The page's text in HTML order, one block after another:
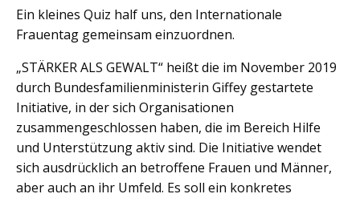
Ein kleines Quiz half uns, den Internationale
Frauentag gemeinsam einzuordnen.
„STÄRKER ALS GEWALT“ heißt die im November 2019
durch Bundesfamilienministerin Giffey gestartete
Initiative, in der sich Organisationen
zusammengeschlossen haben, die im Bereich Hilfe
und Unterstützung aktiv sind. Die Initiative wendet
sich ausdrücklich an betroffene Frauen und Männer,
aber auch an ihr Umfeld. Es soll ein konkretes